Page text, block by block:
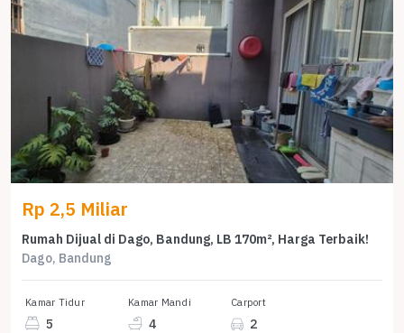
Rp 2,5 Miliar
Rumah Dijual di Dago, Bandung, LB 170m², Harga Terbaik!
Dago, Bandung
Kamar Tidur
5
Kamar Mandi
4
Carport
2